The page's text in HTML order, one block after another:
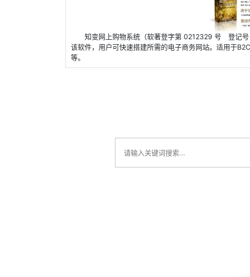
知变网上购物系统（软著登字第 0212329 号 登记
该软件，用户可快速搭建所需的电子商务网站。适用于
等。